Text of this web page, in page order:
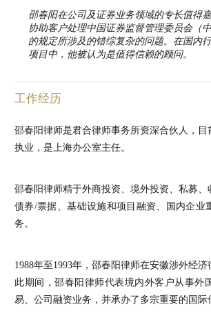
邵春阳在公司及证券业务领域的专长值得
协助客户处理中国证券监督管理委员会（
的规定所涉及的错综复杂的问题。在国内
项目中，他被认为是值得信赖的顾问。
工作经历
邵春阳律师是君合律师事务所资深合伙人，目
执业，是上海办公室主任。
邵春阳律师精于外商投资、境外投资、私募、
债券/票据、基础设施和项目融资、国内企业
务。
1988年至1993年，邵春阳律师在安徽涉外经
此期间，邵春阳律师代表境内外客户从事外
易、公司融资业务，并承办了多宗重要的国际